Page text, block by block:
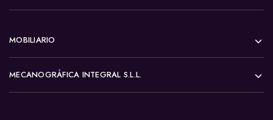
MOBILIARIO
MECANOGRÁFICA INTEGRAL S.L.L.